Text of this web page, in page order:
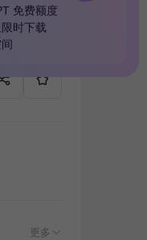
免费额度
限时下载
更多